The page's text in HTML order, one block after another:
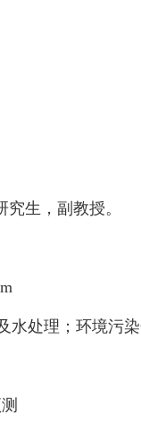
生，副教授。
处理；环境污